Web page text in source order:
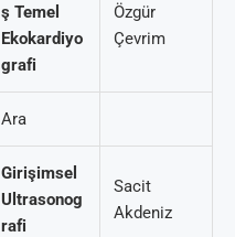
ş Temel
Ekokardiyo
grafi
Özgür
Çevrim
Ara
Girişimsel
Ultrasonog
rafi
Sacit
Akdeniz